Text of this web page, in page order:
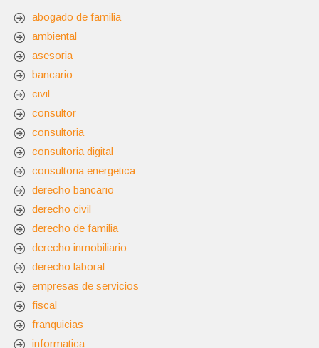
abogado de familia
ambiental
asesoria
bancario
civil
consultor
consultoria
consultoria digital
consultoria energetica
derecho bancario
derecho civil
derecho de familia
derecho inmobiliario
derecho laboral
empresas de servicios
fiscal
franquicias
informatica